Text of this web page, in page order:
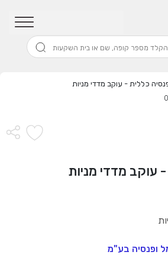
כללית - עוקב מדדי מניות
עוקב מדדי מניות
ופנסיה בע"מ
המוביל בתשואה בליווי
(ללא עלות), השאירו פרטים:
בבדיקה חינם
ומסכים